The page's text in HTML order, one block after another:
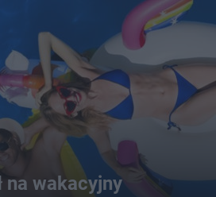
na wakacyjny